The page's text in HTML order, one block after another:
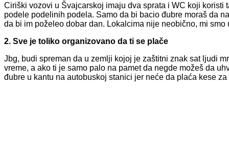
Ciriški vozovi u Švajcarskoj imaju dva sprata i WC koji
podele podelinih podela. Samo da bi bacio đubre moraš da
da bi im poželeo dobar dan. Lokalcima nije neobično, mi
2. Sve je toliko organizovano da ti se plače
Jbg, budi spreman da u zemlji kojoj je zaštitni znak sat ljudi
vreme, a ako ti je samo palo na pamet da negde možeš da
đubre u kantu na autobuskoj stanici jer neće da plaća kese